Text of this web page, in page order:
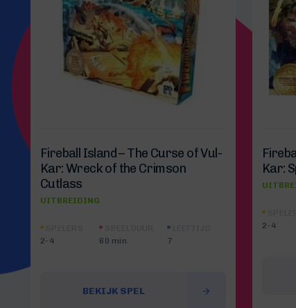
Fireball Island – The Curse of Vul-
Kar: Wreck of the Crimson
Cutlass
UITBREIDING
2-4
60 min.
7
BEKIJK SPEL
Kar:
2-4